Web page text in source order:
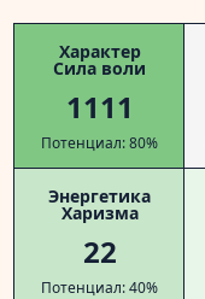
Характер
Сила воли
1111
Потенциал: 80%
Энергетика
Харизма
22
Потенциал: 40%